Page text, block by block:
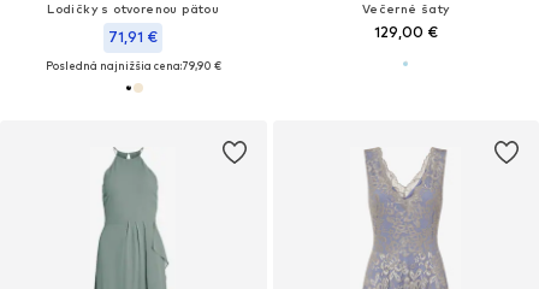
Lodičky s otvorenou pätou
71,91 €
Posledná najnižšia cena:79,90 €
Večerné šaty
129,00 €